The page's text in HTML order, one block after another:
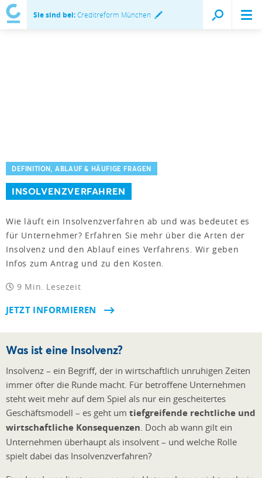
Sie sind bei:Creditreform München
DEFINITION, ABLAUF & HÄUFIGE FRAGEN
INSOLVENZVERFAHREN
Wie läuft ein Insolvenzverfahren ab und was bedeutet es
für Unternehmer? Erfahren Sie mehr über die Arten der
Insolvenz und den Ablauf eines Verfahrens. Wir geben
Infos zum Antrag und zu den Kosten.
9 Min. Lesezeit
JETZT INFORMIEREN
Was ist eine Insolvenz?
Insolvenz – ein Begriff, der in wirtschaftlich unruhigen Zeiten
immer öfter die Runde macht. Für betroffene Unternehmen
steht weit mehr auf dem Spiel als nur ein gescheitertes
Geschäftsmodell – es geht um tiefgreifende rechtliche und
wirtschaftliche Konsequenzen. Doch ab wann gilt ein
Unternehmen überhaupt als insolvent – und welche Rolle
spielt dabei das Insolvenzverfahren?